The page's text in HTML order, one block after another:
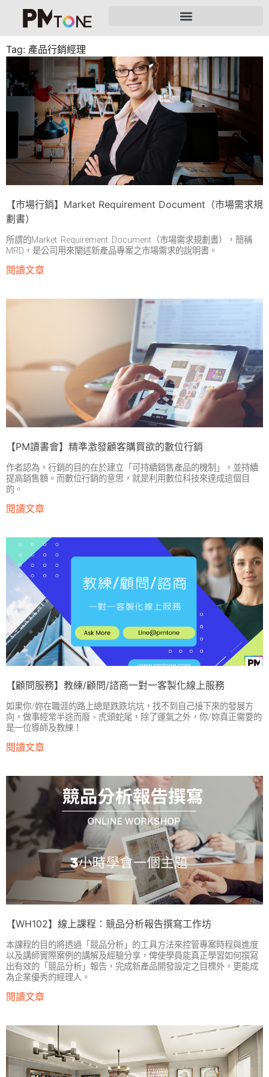
Tag: 產品行銷經理
【市場行銷】Market Requirement Document（市場需求規
劃書）
所謂的Market Requirement Document（市場需求規劃書），簡稱
MRD，是公司用來闡述新產品專案之市場需求的說明書。
閱讀文章
【PM讀書會】精準激發顧客購買欲的數位行銷
作者認為，行銷的目的在於建立「可持續銷售產品的機制」，並持續
提高銷售額。而數位行銷的意思，就是利用數位科技來達成這個目
的。
閱讀文章
【顧問服務】教練/顧問/諮商一對一客製化線上服務
如果你/妳在職涯的路上總是跌跌坑坑，找不到自己接下來的發展方
向，做事經常半途而廢、虎頭蛇尾，除了運氣之外，你/妳真正需要的
是一位導師及教練！
閱讀文章
【WH102】線上課程：競品分析報告撰寫工作坊
本課程的目的將透過「競品分析」的工具方法來控管專案時程與進度
以及講師實際案例的講解及經驗分享，俾使學員能真正學習如何撰寫
出有效的「競品分析」報告，完成新產品開發設定之目標外，更能成
為企業優秀的經理人。
閱讀文章